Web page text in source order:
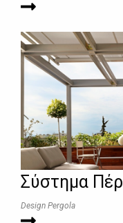
Σύστημα
Design Pergola